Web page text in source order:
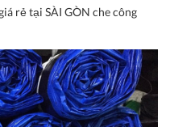
rẻ tại SÀI GÒN che công